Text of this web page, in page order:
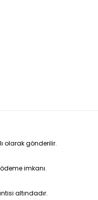
olarak gönderilir.
imkanı.
altındadır.